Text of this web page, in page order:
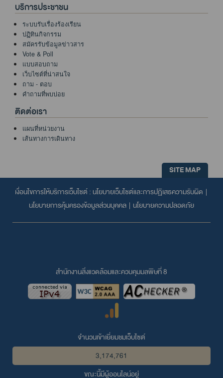
บริการประชาชน
ระบบรับเรื่องร้องเรียน
ปฏิทินกิจกรรม
สมัครรับข้อมูลข่าวสาร
Vote & Poll
แบบสอบถาม
เว็บไซต์ที่น่าสนใจ
ถาม - ตอบ
คำถามที่พบบ่อย
ติดต่อเรา
แผนที่หน่วยงาน
เส้นทางการเดินทาง
SITE MAP
เงื่อนไขการให้บริการเว็บไซต์ : นโยบายเว็บไซต์และการปฏิเสธความรับผิด |
นโยบายการคุ้มครองข้อมูลส่วนบุคคล | นโยบายความปลอดภัย
สำนักงานสิ่งแวดล้อมและควบคุมมลพิษที่ 8
จำนวนเข้าเยี่ยมชมเว็บไซต์
3,174,761
ขณะนี้มีผู้ออนไลน์อยู่